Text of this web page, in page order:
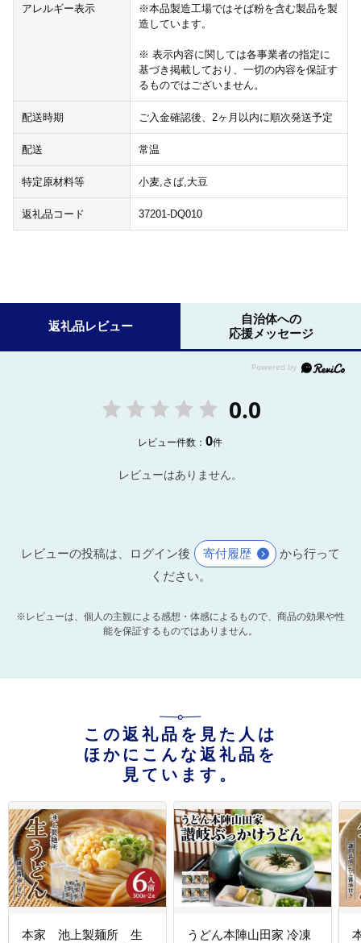
アレルギー表示
※本品製造工場ではそば粉を含む製品を製
造しています。
※ 表示内容に関しては各事業者の指定に
基づき掲載しており、一切の内容を保証す
るものではございません。
配送時期 ご入金確認後、2ヶ月以内に順次発送予定
配送 常温
特定原材料等 小麦,さば,大豆
返礼品コード 37201-DQ010
返礼品レビュー
自治体への
応援メッセージ
0.0
レビュー件数：0件
レビューはありません。
レビューの投稿は、ログイン後 寄付履歴
から行って
ください。
※レビューは、個人の主観による感想・体感によるもので、商品の効果や性
能を保証するものではありません。
この返礼品を見た人は
ほかにこんな返礼品を
見ています。
本家 池上製麺所 生
うどん本陣山田家 冷凍